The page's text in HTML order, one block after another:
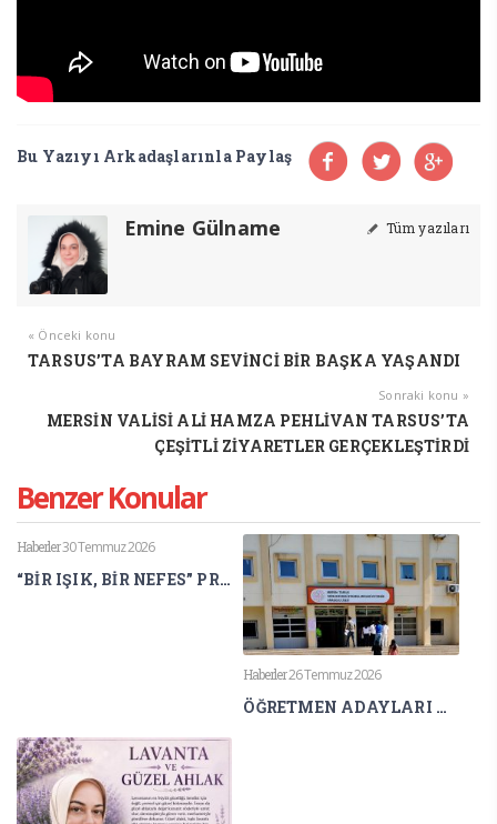
Bu Yazıyı Arkadaşlarınla Paylaş
Emine Gülname Tüm yazıları
« Önceki konu
TARSUS’TA BAYRAM SEVİNCİ BİR BAŞKA YAŞANDI
Sonraki konu »
MERSİN VALİSİ ALİ HAMZA PEHLİVAN TARSUS’TA
ÇEŞİTLİ ZİYARETLER GERÇEKLEŞTİRDİ
Benzer Konular
Haberler30 Temmuz 2026
“BİR IŞIK, BİR NEFES” PROJESİ ULUSLARARASI BİLİM DÜNYASINDA
Haberler26 Temmuz 2026
ÖĞRETMEN ADAYLARI AGS HEYECANI YAŞIYOR